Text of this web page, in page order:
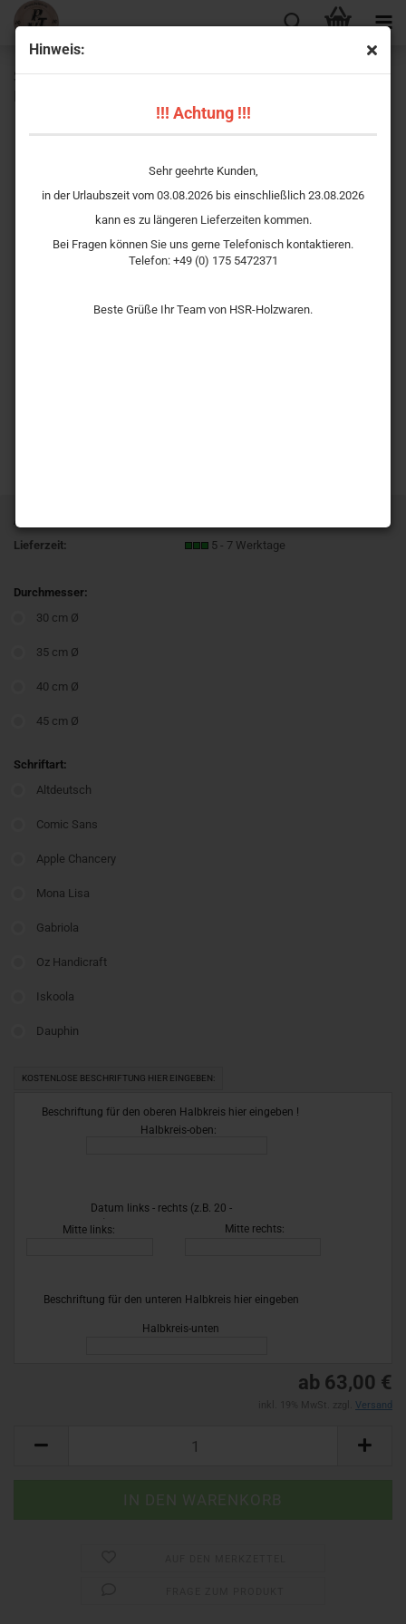
Hinweis:
!!! Achtung !!!
Sehr geehrte Kunden,
in der Urlaubszeit vom 03.08.2026 bis einschließlich 23.08.2026
kann es zu längeren Lieferzeiten kommen.
Bei Fragen können Sie uns gerne Telefonisch kontaktieren.
Telefon: +49 (0) 175 5472371
Beste Grüße Ihr Team von HSR-Holzwaren.
Schützenscheibe Waschbär Familie – Ehrenscheibe aus
Art.Nr.:
Lieferzeit:
5 - 7 Werktage
Durchmesser:
30 cm Ø
35 cm Ø
40 cm Ø
45 cm Ø
Schriftart:
Altdeutsch
Comic Sans
Apple Chancery
Mona Lisa
Gabriola
Oz Handicraft
Iskoola
Dauphin
KOSTENLOSE BESCHRIFTUNG HIER EINGEBEN:
Beschriftung für den oberen Halbkreis hier eingeben !
Datum links - rechts (z.B. 20 -
26)
Halbkreis-oben:
Halbkreis-unten
Beschriftung für den unteren Halbkreis hier eingeben
Mitte links: Mitte rechts:
ab 63,00 €
Versand